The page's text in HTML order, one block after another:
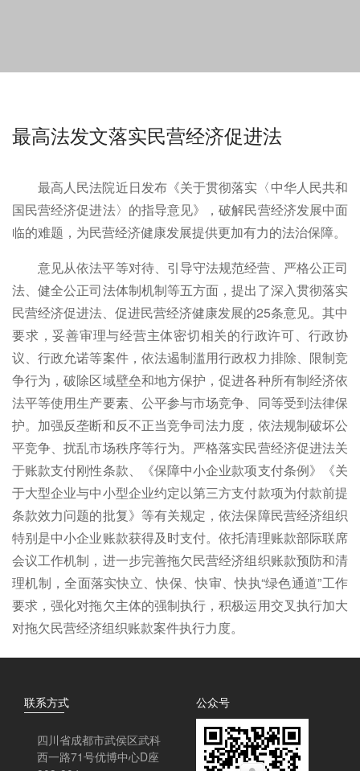
最高法发文落实民营经济促进法
最高人民法院近日发布《关于贯彻落实〈中华人民共和
国民营经济促进法〉的指导意见》，破解民营经济发展中面
临的难题，为民营经济健康发展提供更加有力的法治保障。
意见从依法平等对待、引导守法规范经营、严格公正司
法、健全公正司法体制机制等五方面，提出了深入贯彻落实
民营经济促进法、促进民营经济健康发展的25条意见。其中
要求，妥善审理与经营主体密切相关的行政许可、行政协
议、行政允诺等案件，依法遏制滥用行政权力排除、限制竞
争行为，破除区域壁垒和地方保护，促进各种所有制经济依
法平等使用生产要素、公平参与市场竞争、同等受到法律保
护。加强反垄断和反不正当竞争司法力度，依法规制破坏公
平竞争、扰乱市场秩序等行为。严格落实民营经济促进法关
于账款支付刚性条款、《保障中小企业款项支付条例》《关
于大型企业与中小型企业约定以第三方支付款项为付款前提
条款效力问题的批复》等有关规定，依法保障民营经济组织
特别是中小企业账款获得及时支付。依托清理账款部际联席
会议工作机制，进一步完善拖欠民营经济组织账款预防和清
理机制，全面落实快立、快保、快审、快执“绿色通道”工作
要求，强化对拖欠主体的强制执行，积极运用交叉执行加大
对拖欠民营经济组织账款案件执行力度。
联系方式
四川省成都市武侯区武科
西一路71号优博中心D座
公众号